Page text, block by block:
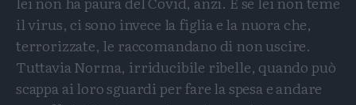
il virus, ci sono invece la figlia e la nuora che,
terrorizzate, le raccomandano di non uscire.
Tuttavia Norma, irriducibile ribelle, quando può
scappa ai loro sguardi per fare la spesa e andare